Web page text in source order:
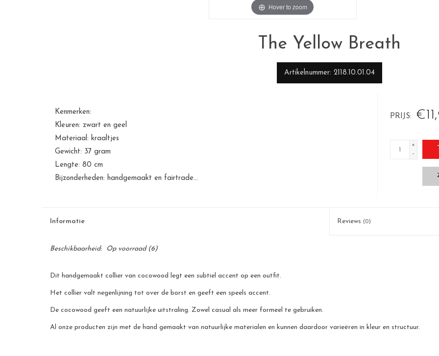
Hover to zoom
The Yellow Breath
Artikelnummer 2118.10.01.04
PRIJS
+
-
Kenmerken:
Kleuren: zwart en geel
Materiaal: kraaltjes
Gewicht: 37 gram
Lengte: 80 cm
Bijzonderheden: handgemaakt en fairtrade...
Informatie Reviews (0)
Beschikbaarheid: Op voorraad(6)
Dit handgemaakt collier van cocowood legt een subtiel accent op een outfit.
Het collier valt negenlijning tot over de borst en geeft een speels accent.
De cocowood geeft een natuurlijke uitstraling. Zowel casual als meer formeel te gebruiken.
Al onze producten zijn met de hand gemaakt van natuurlijke materialen en kunnen daardoor varieëren in kleur en structuur.